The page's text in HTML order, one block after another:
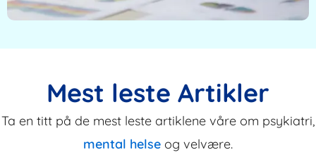
Mest leste Artikler
Ta en titt på de mest leste artiklene våre om psykiatri,
mental helse og velvære.